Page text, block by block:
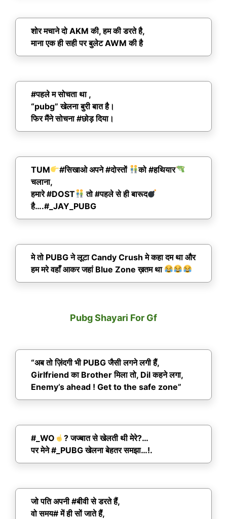
शोर मचाने दो AKM की, हम की डरते है,
माना एक ही सही पर बुलेट AWM की है
#पहले म सोचता था ,
“pubg” खेलना बुरी बात है।
फिर मैंने सोचना #छोड़ दिया।
TUM #सिखाओ अपने #दोस्तों
को #हथियार
चलाना,
हमारे #DOST
तो #पहले से ही बारूद
है….#_JAY_PUBG
मे तो PUBG ने लूटा Candy Crush मे कहा दम था और
हम मरे वहाँ आकर जहां Blue Zone ख़तम था
Pubg Shayari For Gf
“अब तो ज़िंदगी भी PUBG जैसी लगने लगी हैं,
Girlfriend का Brother मिला तो, Dil कहने लगा,
Enemy’s ahead ! Get to the safe zone”
#_WO
? जज्बात से खेलती थी मेरे?…
पर मेने #_PUBG खेलना बेहतर समझा…!.
जो पति अपनी #बीवी से डरते हैं,
वो समय# में ही सों जाते हैं,